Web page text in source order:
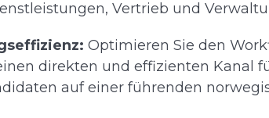
Vertrieb und
Optimieren Sie den
direkten und effizienten Kanal
auf einer führenden